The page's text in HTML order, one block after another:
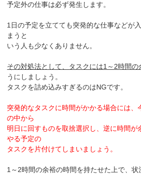
予定外の仕事は必ず発生します。
1日の予定を立てても突発的な仕事などが
まうと
いう人も少なくありません。
その対処法として、タスクには1～2時間の
うにしましょう。
タスクを詰め込みすぎるのはNGです。
突発的なタスクに時間がかかる場合には、
の中から
明日に回すものを取捨選択し、逆に時間が
やる予定の
タスクを片付けてしまいましょう。
1～2時間の余裕の時間を持たせた上で、